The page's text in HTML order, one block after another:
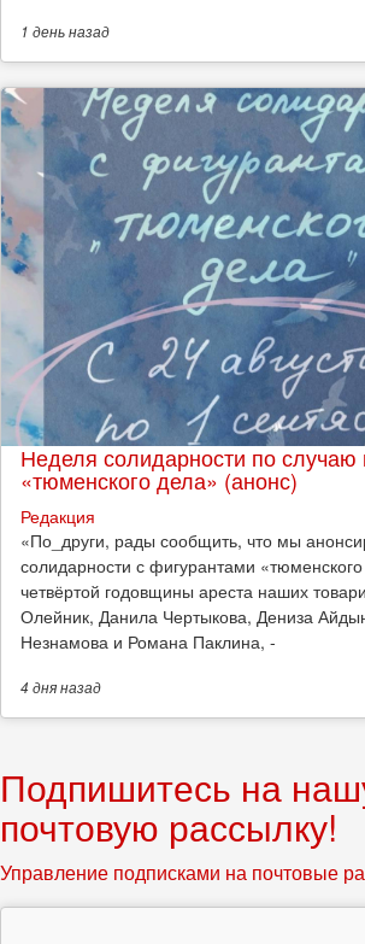
1 деньназад
Неделя солидарности по
«тюменского дела» (анонс)
Редакция
​«По_други, рады сообщить, что мы
солидарности с фигурантами
четвёртой годовщины ареста наших
Олейник, Данила Чертыкова, Дениза
Незнамова и Романа Паклина, -
4 дняназад
Подпишитесь на
почтовую рассылку!
Управление подписками на почтовые